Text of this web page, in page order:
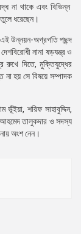
না থাকে এবং বিভিন্ন
ধরেছেন।
এই উন্নয়ন-অগ্রগতি পছন্দ
নানা ষড়যন্ত্র ও
রুখে দিতে, মুক্তিযুদ্ধের
না হয় সে বিষয়ে সম্পাদক
শরিফ সাহাবুদ্দিন,
আহমেদ তালুকদার ও সদস্য
অংশ নেন।